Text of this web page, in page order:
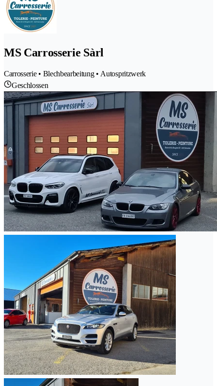
MS Carrosserie Sàrl
Carrosserie • Blechbearbeitung • Autospritzwerk
Geschlossen